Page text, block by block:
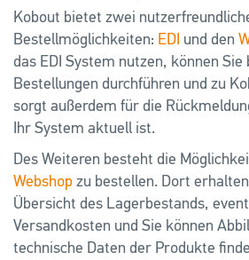
Kobout bietet zwei
Bestellmöglichkeiten: EDI und den
das EDI System nutzen, können Sie
Bestellungen durchführen und zu
sorgt außerdem für die
Ihr System aktuell ist.
Des Weiteren besteht die
Webshop zu bestellen. Dort
Übersicht des Lagerbestands,
Versandkosten und Sie können
technische Daten der Produkte